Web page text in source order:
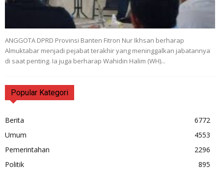
ANGGOTA DPRD Provinsi Banten Fitron Nur Ikhsan berharap
Almuktabar menjadi pejabat terakhir yang meninggalkan jabatannya
di saat penting. Ia juga berharap Wahidin Halim (WH)...
Popular Kategori
Berita
6772
Umum
4553
Pemerintahan
2296
Politik
895